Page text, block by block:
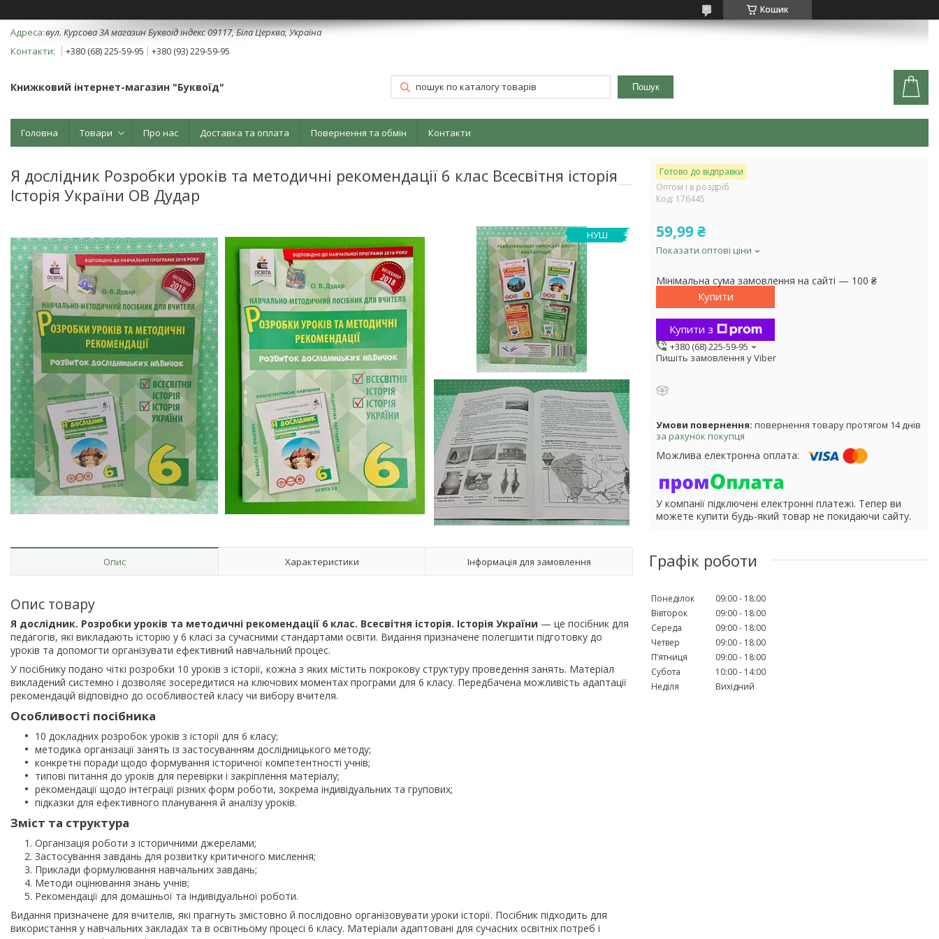
Кошик
вул. Курсова 3А магазин Буквоїд індекс 09117, Біла Церква, Україна
+380 (68) 225-59-95
+380 (93) 229-59-95
Книжковий інтернет-магазин "Буквоїд" Пошук
Головна Товари Про нас Доставка та оплата Повернення та обмін Контакти
Я дослідник Розробки уроків та методичні рекомендації 6 клас Всесвітня історія
Історія України ОВ Дудар
НУШ
Опис Характеристики Інформація для замовлення
Опис товару
Я дослідник. Розробки уроків та методичні рекомендації 6 клас. Всесвітня історія. Історія України — це посібник для
педагогів, які викладають історію у 6 класі за сучасними стандартами освіти. Видання призначене полегшити підготовку до
уроків та допомогти організувати ефективний навчальний процес.
У посібнику подано чіткі розробки 10 уроків з історії, кожна з яких містить покрокову структуру проведення занять. Матеріал
викладений системно і дозволяє зосередитися на ключових моментах програми для 6 класу. Передбачена можливість адаптації
рекомендацій відповідно до особливостей класу чи вибору вчителя.
Особливості посібника
10 докладних розробок уроків з історії для 6 класу;
методика організації занять із застосуванням дослідницького методу;
конкретні поради щодо формування історичної компетентності учнів;
типові питання до уроків для перевірки і закріплення матеріалу;
рекомендації щодо інтеграції різних форм роботи, зокрема індивідуальних та групових;
підказки для ефективного планування й аналізу уроків.
Зміст та структура
Організація роботи з історичними джерелами;
Застосування завдань для розвитку критичного мислення;
Приклади формулювання навчальних завдань;
Методи оцінювання знань учнів;
Рекомендації для домашньої та індивідуальної роботи.
Видання призначене для вчителів, які прагнуть змістовно й послідовно організовувати уроки історії. Посібник підходить для
використання у навчальних закладах та в освітньому процесі 6 класу. Матеріали адаптовані для сучасних освітніх потреб і
Готово до відправки
Оптом і в роздріб
Код: 176445
59,99 ₴
Показати оптові ціни
Мінімальна сума замовлення на сайті — 100 ₴
Купити
Купити з
+380 (68) 225-59-95
Пишіть замовлення у Viber
повернення товару протягом 14 днів
за рахунок покупця
У компанії підключені електронні платежі. Тепер ви
можете купити будь-який товар не покидаючи сайту.
Графік роботи
Понеділок 09:00
18:00
Вівторок
09:00
18:00
Середа
09:00
18:00
Четвер
09:00
18:00
Пʼятниця
09:00
18:00
Субота
10:00
14:00
Неділя
Вихідний